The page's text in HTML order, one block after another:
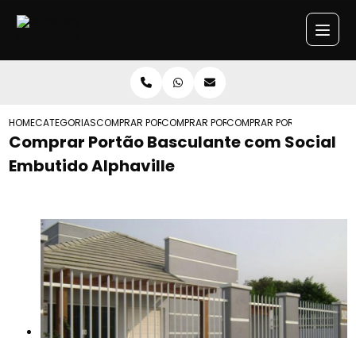
HOMECATEGORIASCOMPRAR PORTAO BASCULANTE
COMPRAR PORTAO BASCULANTE PORTA
COMPRAR PORTAO
Comprar Portão Basculante com Social
Embutido Alphaville